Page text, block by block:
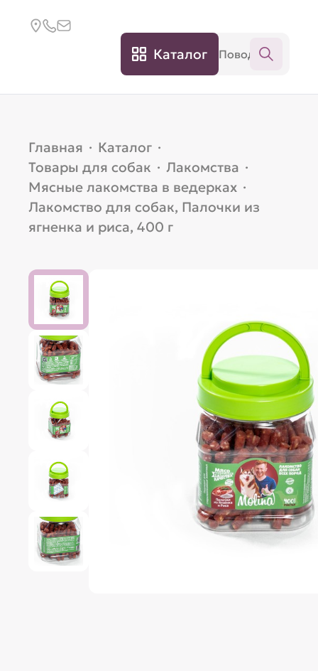
Каталог
Главная · Каталог ·
Товары для собак · Лакомства ·
Мясные лакомства в ведерках ·
Лакомство для собак, Палочки из
ягненка и риса, 400 г